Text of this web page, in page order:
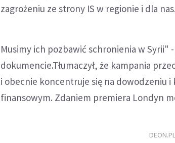
zagrożeniu ze strony IS w regionie i dla
Musimy ich pozbawić schronienia w Syrii"
dokumencie.Tłumaczył, że kampania
i obecnie koncentruje się na dowodzeniu
finansowym. Zdaniem premiera Londyn